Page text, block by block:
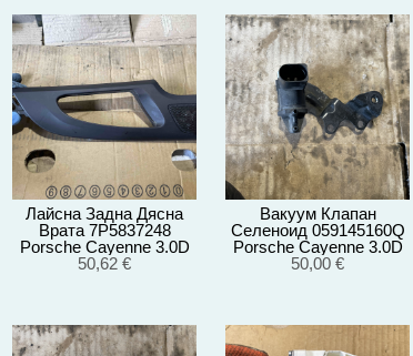
Лайсна Задна Дясна
Врата 7P5837248
Porsche Cayenne 3.0D
92A/2012г
50,62 €
Вакуум Клапан
Селеноид 059145160Q
Porsche Cayenne 3.0D
92A/EG22/2012
50,00 €